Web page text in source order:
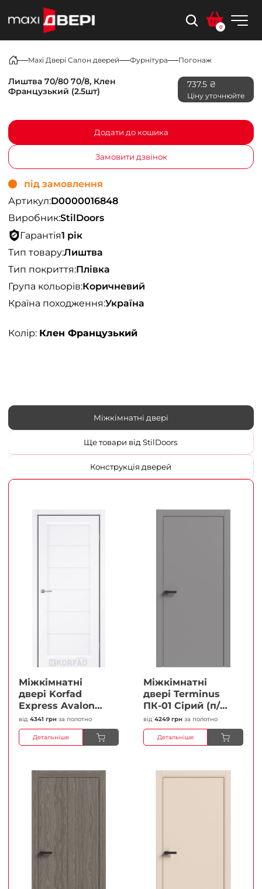
0
Maxi Двері Салон дверей Фурнітура Погонаж
Лиштва 70/80 70/8, Клен
Французький (2.5шт)
737.5 ₴
Ціну уточнюйте
Додати до кошика
Замовити дзвінок
під замовлення
Артикул:D0000016848
Виробник:StilDoors
Гарантія1 рік
Тип товару:Лиштва
Тип покриття:Плівка
Група кольорів:Коричневий
Країна походження:Україна
Колір: Клен Французький
Міжкімнатні двері
Ще товари від StilDoors
Конструкція дверей
Міжкімнатні
двері Korfad
Express Avalon
Білий мат
Кристал
Антискретч
від 4341 грн за полотно
Детальніше
Міжкімнатні
двері Terminus
ПК-01 Сірий (п/п)
Глухі Плівка
від 4249 грн за полотно
Детальніше